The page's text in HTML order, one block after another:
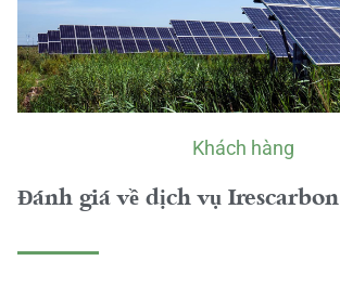
Khách hàng
Đánh giá về dịch vụ Irescarbon